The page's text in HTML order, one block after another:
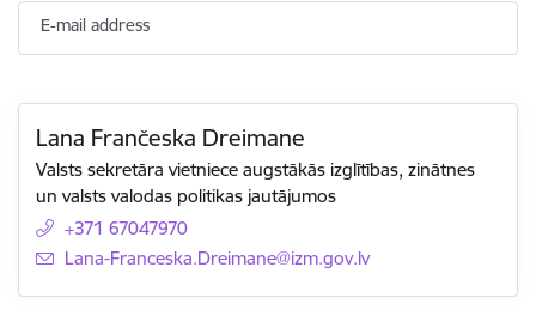
E-mail address
Lana Frančeska Dreimane
Valsts sekretāra vietniece augstākās izglītības, zinātnes
un valsts valodas politikas jautājumos
+371 67047970
E-mail:
Lana-Franceska.Dreimane@izm.gov.lv